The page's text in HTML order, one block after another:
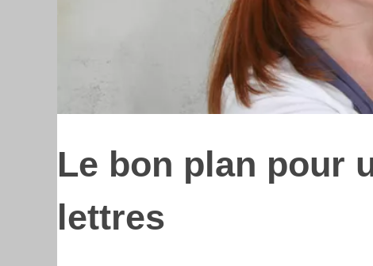
Le bon plan pour
lettres